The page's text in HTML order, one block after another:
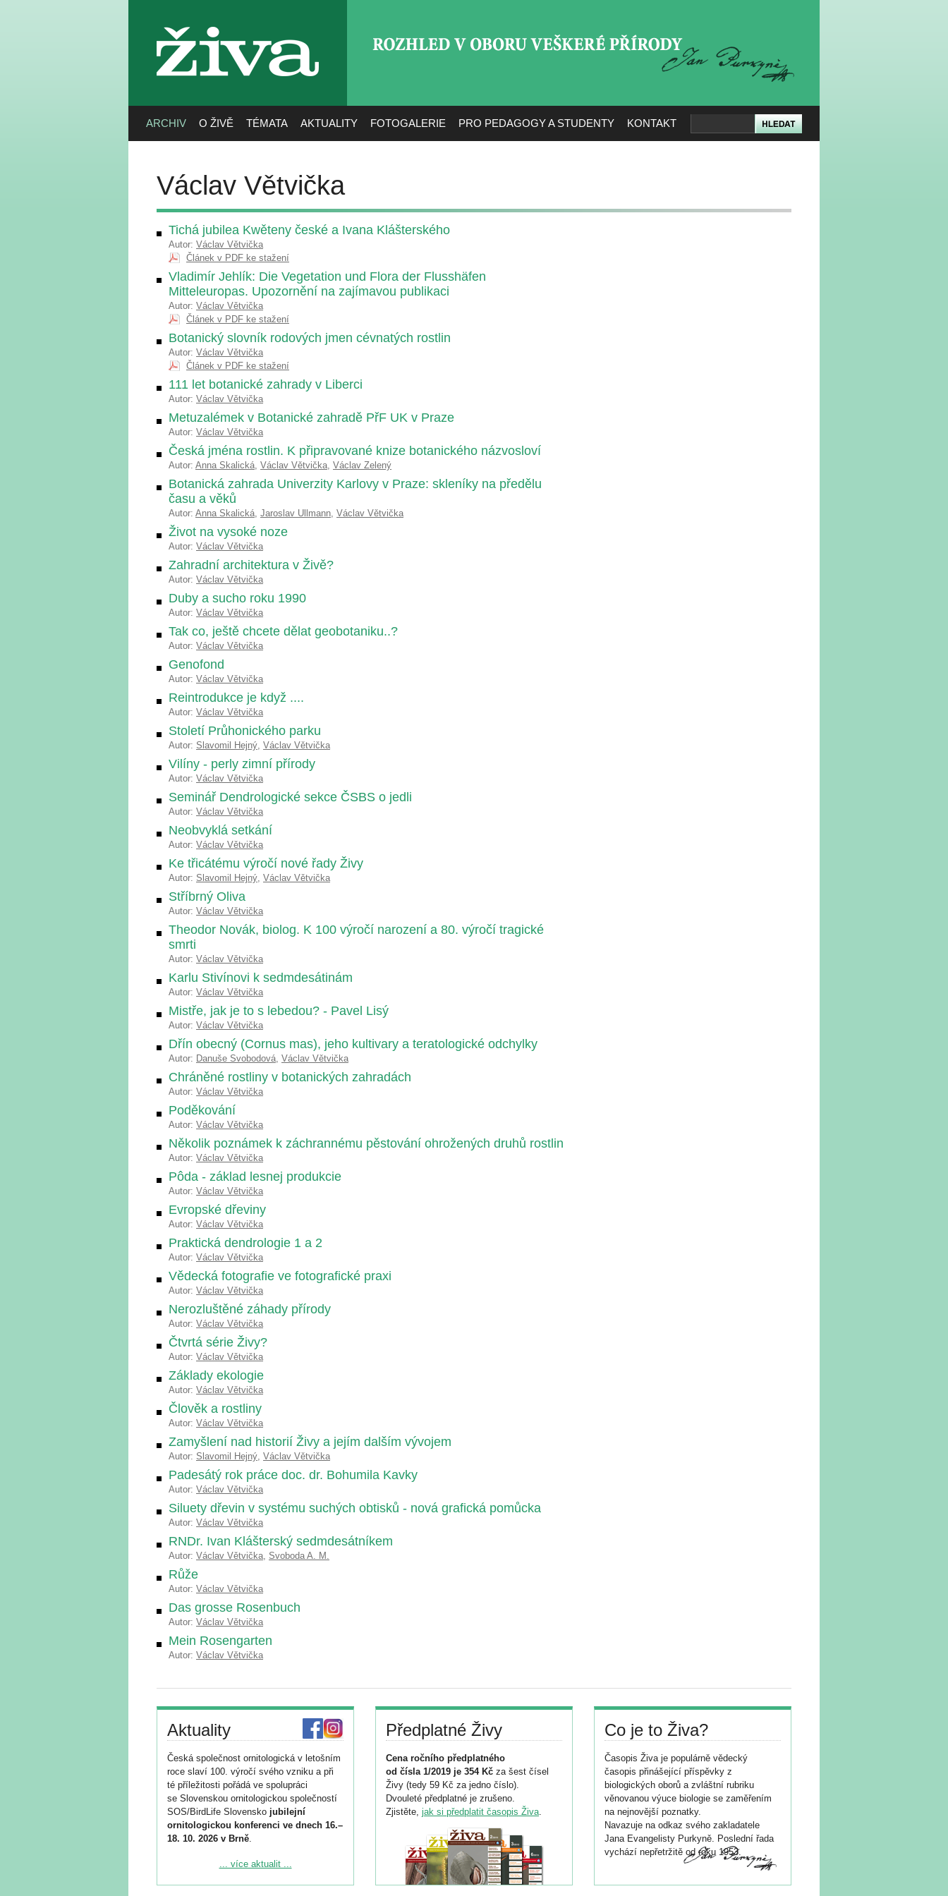
živa
ARCHIV O ŽIVĚ TÉMATA AKTUALITY FOTOGALERIE PRO PEDAGOGY A STUDENTY KONTAKT
Václav Větvička
Tichá jubilea Kwěteny české a Ivana Klášterského
Autor: Václav Větvička
Článek v PDF ke stažení
Vladimír Jehlík: Die Vegetation und Flora der Flusshäfen
Mitteleuropas. Upozornění na zajímavou publikaci
Autor: Václav Větvička
Článek v PDF ke stažení
Botanický slovník rodových jmen cévnatých rostlin
Autor: Václav Větvička
Článek v PDF ke stažení
111 let botanické zahrady v Liberci
Autor: Václav Větvička
Metuzalémek v Botanické zahradě PřF UK v Praze
Autor: Václav Větvička
Česká jména rostlin. K připravované knize botanického názvosloví
Autor: Anna Skalická, Václav Větvička, Václav Zelený
Botanická zahrada Univerzity Karlovy v Praze: skleníky na předělu
času a věků
Autor: Anna Skalická, Jaroslav Ullmann, Václav Větvička
Život na vysoké noze
Autor: Václav Větvička
Zahradní architektura v Živě?
Autor: Václav Větvička
Duby a sucho roku 1990
Autor: Václav Větvička
Tak co, ještě chcete dělat geobotaniku..?
Autor: Václav Větvička
Genofond
Autor: Václav Větvička
Reintrodukce je když ....
Autor: Václav Větvička
Století Průhonického parku
Autor: Slavomil Hejný, Václav Větvička
Vilíny - perly zimní přírody
Autor: Václav Větvička
Seminář Dendrologické sekce ČSBS o jedli
Autor: Václav Větvička
Neobvyklá setkání
Autor: Václav Větvička
Ke třicátému výročí nové řady Živy
Autor: Slavomil Hejný, Václav Větvička
Stříbrný Oliva
Autor: Václav Větvička
Theodor Novák, biolog. K 100 výročí narození a 80. výročí tragické
smrti
Autor: Václav Větvička
Karlu Stivínovi k sedmdesátinám
Autor: Václav Větvička
Mistře, jak je to s lebedou? - Pavel Lisý
Autor: Václav Větvička
Dřín obecný (Cornus mas), jeho kultivary a teratologické odchylky
Autor: Danuše Svobodová, Václav Větvička
Chráněné rostliny v botanických zahradách
Autor: Václav Větvička
Poděkování
Autor: Václav Větvička
Několik poznámek k záchrannému pěstování ohrožených druhů rostlin
Autor: Václav Větvička
Pôda - základ lesnej produkcie
Autor: Václav Větvička
Evropské dřeviny
Autor: Václav Větvička
Praktická dendrologie 1 a 2
Autor: Václav Větvička
Vědecká fotografie ve fotografické praxi
Autor: Václav Větvička
Nerozluštěné záhady přírody
Autor: Václav Větvička
Čtvrtá série Živy?
Autor: Václav Větvička
Základy ekologie
Autor: Václav Větvička
Člověk a rostliny
Autor: Václav Větvička
Zamyšlení nad historií Živy a jejím dalším vývojem
Autor: Slavomil Hejný, Václav Větvička
Padesátý rok práce doc. dr. Bohumila Kavky
Autor: Václav Větvička
Siluety dřevin v systému suchých obtisků - nová grafická pomůcka
Autor: Václav Větvička
RNDr. Ivan Klášterský sedmdesátníkem
Autor: Václav Větvička, Svoboda A. M.
Růže
Autor: Václav Větvička
Das grosse Rosenbuch
Autor: Václav Větvička
Mein Rosengarten
Autor: Václav Větvička
Aktuality
Česká společnost ornitologická v letošním
roce slaví 100. výročí svého vzniku a při
té příležitosti pořádá ve spolupráci
se Slovenskou ornitologickou společností
SOS/BirdLife Slovensko jubilejní
ornitologickou konferenci ve dnech 16.–
18. 10. 2026 v Brně.
Podrobnější informace ke konferenci
... více aktualit ...
Předplatné Živy
Cena ročního předplatného
od čísla 1/2019 je 354 Kč za šest čísel
Živy (tedy 59 Kč za jedno číslo).
Dvouleté předplatné je zrušeno.
Zjistěte, jak si předplatit časopis Živa.
Co je to Živa?
Časopis Živa je populárně vědecký
časopis přinášející příspěvky z
biologických oborů a zvláštní rubriku
věnovanou výuce biologie se zaměřením
na nejnovější poznatky.
Navazuje na odkaz svého zakladatele
Jana Evangelisty Purkyně. Poslední řada
vychází nepřetržitě od roku 1953.